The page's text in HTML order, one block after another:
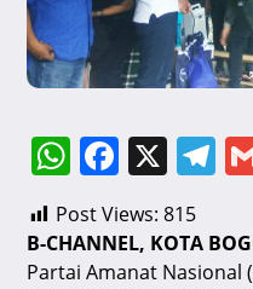
W
h
at
s
F
c
e
X T
e
gr
Post Views: 815
B-CHANNEL, KOTA
Partai Amanat Nasional